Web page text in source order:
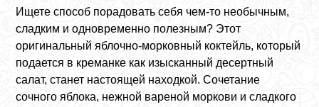
Ищете способ порадовать себя чем-то необычным,
сладким и одновременно полезным? Этот
оригинальный яблочно-морковный коктейль, который
подается в креманке как изысканный десертный
салат, станет настоящей находкой. Сочетание
сочного яблока, нежной вареной моркови и сладкого